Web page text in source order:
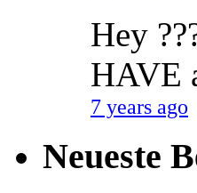
Hey
HAVE
7 years ago
Neueste